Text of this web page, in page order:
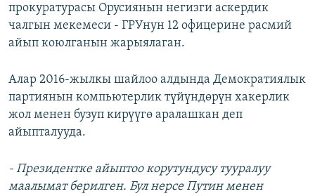
прокуратурасы Орусиянын негизги аскердик
чалгын мекемеси - ГРУнун 12 офицерине расмий
айып коюлганын жарыялаган.
Алар 2016-жылкы шайлоо алдында Демократиялык
партиянын компьютерлик түйүндөрүн хакерлик
жол менен бузуп кирүүгө аралашкан деп
айыпталууда.
- Президентке айыптоо корутундусу тууралуу
маалымат берилген. Бул нерсе Путин менен